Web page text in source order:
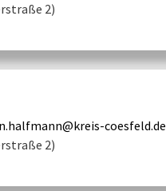
2)
coesfeld.de
2)